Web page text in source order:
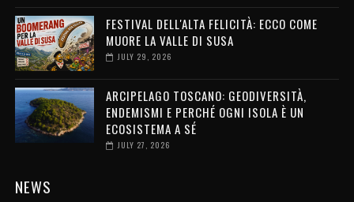
FESTIVAL DELL'ALTA FELICITÀ: ECCO COME
MUORE LA VALLE DI SUSA
JULY 29, 2026
ARCIPELAGO TOSCANO: GEODIVERSITÀ,
ENDEMISMI E PERCHÉ OGNI ISOLA È UN
ECOSISTEMA A SÉ
JULY 27, 2026
NEWS